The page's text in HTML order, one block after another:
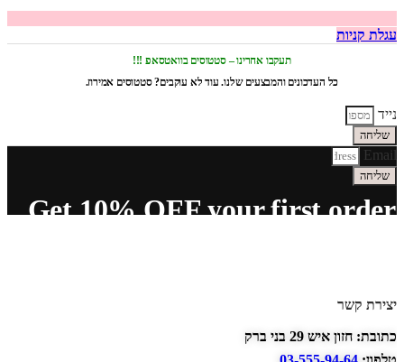
עגלת קניות
תעקבו אחרינו – סטטוסים בוואטסאפ !!!
כל העדכונים והמבצעים שלנו. עוד לא עוקבים? סטטוסים אמירוז.
נייד
שליחה
Email
שליחה
Get 10% OFF your first order
יצירת קשר
כתובת: חזון איש 29 בני ברק